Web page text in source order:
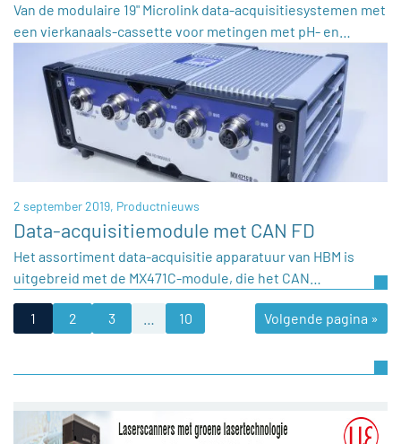
Van de modulaire 19" Microlink data-acquisitiesystemen met
een vierkanaals-cassette voor metingen met pH- en…
2 september 2019, Productnieuws
Data-acquisitiemodule met CAN FD
Het assortiment data-acquisitie apparatuur van HBM is
uitgebreid met de MX471C-module, die het CAN…
1 2 3 10 Volgende pagina »